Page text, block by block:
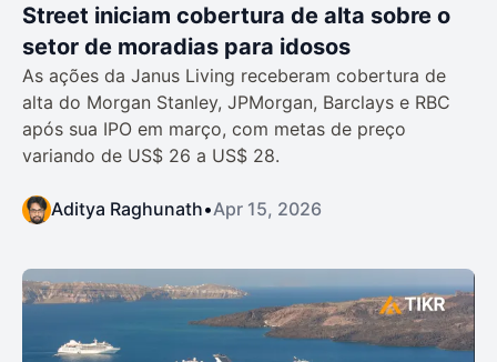
Street iniciam cobertura de alta sobre o
setor de moradias para idosos
As ações da Janus Living receberam cobertura de
alta do Morgan Stanley, JPMorgan, Barclays e RBC
após sua IPO em março, com metas de preço
variando de US$ 26 a US$ 28.
Aditya Raghunath•Apr 15, 2026